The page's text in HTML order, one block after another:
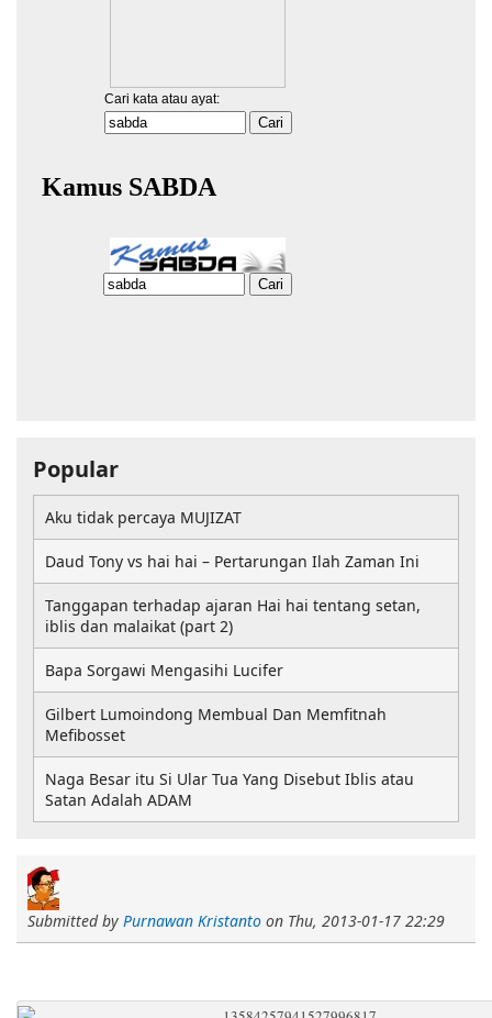
Submitted by Purnawan Kristanto on Thu, 2013-01-17 22:29
Popular
Aku tidak percaya MUJIZAT
Daud Tony vs hai hai – Pertarungan Ilah Zaman Ini
Tanggapan terhadap ajaran Hai hai tentang setan,
iblis dan malaikat (part 2)
Bapa Sorgawi Mengasihi Lucifer
Gilbert Lumoindong Membual Dan Memfitnah
Mefibosset
Naga Besar itu Si Ular Tua Yang Disebut Iblis atau
Satan Adalah ADAM